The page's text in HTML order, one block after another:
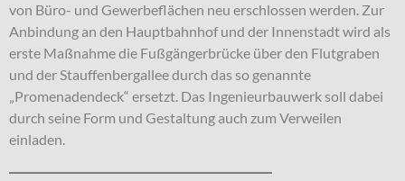
von Büro- und Gewerbeflächen neu erschlossen werden. Zur
Anbindung an den Hauptbahnhof und der Innenstadt wird als
erste Maßnahme die Fußgängerbrücke über den Flutgraben
und der Stauffenbergallee durch das so genannte
„Promenadendeck“ ersetzt. Das Ingenieurbauwerk soll dabei
durch seine Form und Gestaltung auch zum Verweilen
einladen.